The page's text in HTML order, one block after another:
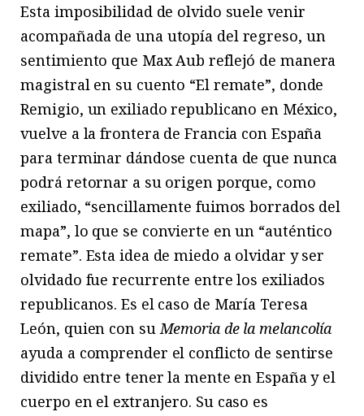
Esta imposibilidad de olvido suele venir
acompañada de una utopía del regreso, un
sentimiento que Max Aub reflejó de manera
magistral en su cuento “El remate”, donde
Remigio, un exiliado republicano en México,
vuelve a la frontera de Francia con España
para terminar dándose cuenta de que nunca
podrá retornar a su origen porque, como
exiliado, “sencillamente fuimos borrados del
mapa”, lo que se convierte en un “auténtico
remate”. Esta idea de miedo a olvidar y ser
olvidado fue recurrente entre los exiliados
republicanos. Es el caso de María Teresa
León, quien con su Memoria de la melancolía
ayuda a comprender el conflicto de sentirse
dividido entre tener la mente en España y el
cuerpo en el extranjero. Su caso es